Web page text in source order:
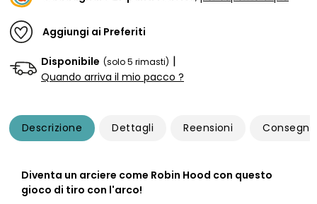
Aggiungi ai Preferiti
Disponibile (solo 5 rimasti) |
Quando arriva il mio pacco ?
Descrizione Dettagli Reensioni Consegna
Diventa un arciere come Robin Hood con questo
gioco di tiro con l'arco!